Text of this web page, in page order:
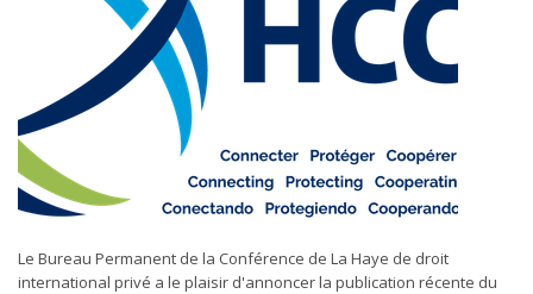
Le Bureau Permanent de la Conférence de La Haye de droit
international privé a le plaisir d'annoncer la publication récente du